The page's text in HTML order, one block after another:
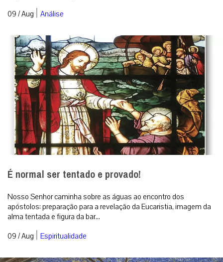
09 / Aug | Análise
É normal ser tentado e provado!
Nosso Senhor caminha sobre as águas ao encontro dos
apóstolos: preparação para a revelação da Eucaristia, imagem da
alma tentada e figura da bar...
09 / Aug | Espiritualidade